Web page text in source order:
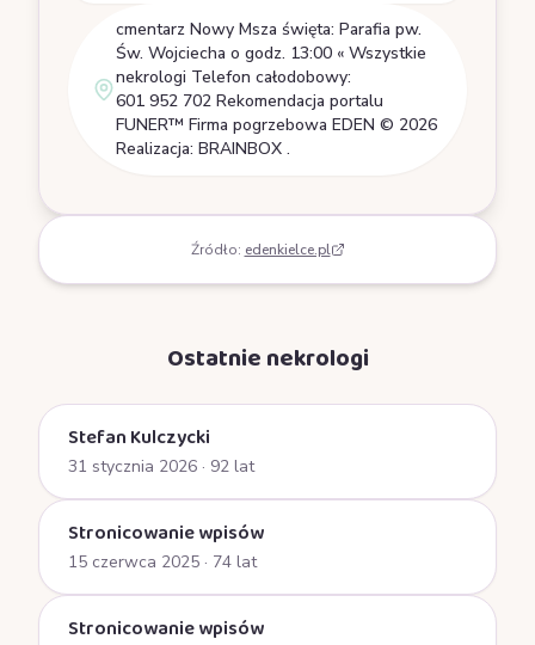
cmentarz Nowy Msza święta: Parafia pw.
Św. Wojciecha o godz. 13:00 « Wszystkie
nekrologi Telefon całodobowy:
601 952 702 Rekomendacja portalu
FUNER™ Firma pogrzebowa EDEN © 2026
Realizacja: BRAINBOX .
Źródło: edenkielce.pl
Ostatnie nekrologi
Stefan Kulczycki
31 stycznia 2026 · 92 lat
Stronicowanie wpisów
15 czerwca 2025 · 74 lat
Stronicowanie wpisów